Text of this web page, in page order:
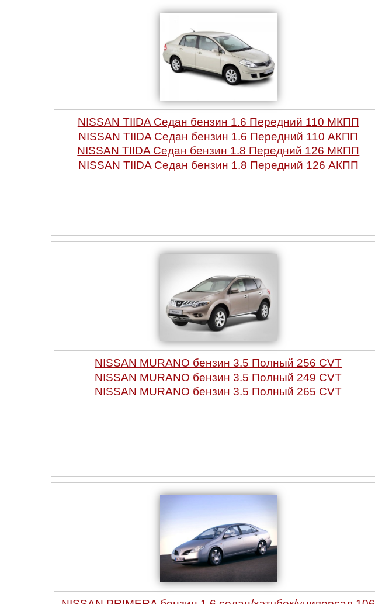
NISSAN TIIDA Седан бензин 1.6 Передний 110 МКПП
NISSAN TIIDA Седан бензин 1.6 Передний 110 АКПП
NISSAN TIIDA Седан бензин 1.8 Передний 126 МКПП
NISSAN TIIDA Седан бензин 1.8 Передний 126 АКПП
NISSAN MURANO бензин 3.5 Полный 256 CVT
NISSAN MURANO бензин 3.5 Полный 249 CVT
NISSAN MURANO бензин 3.5 Полный 265 CVT